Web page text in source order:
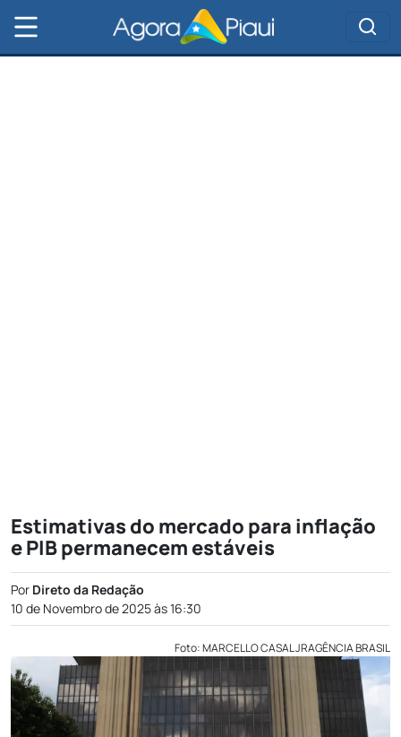
Estimativas do mercado para inflação
e PIB permanecem estáveis
Por Direto da Redação
10 de Novembro de 2025 às 16:30
Foto: MARCELLO CASAL JRAGÊNCIA BRASIL